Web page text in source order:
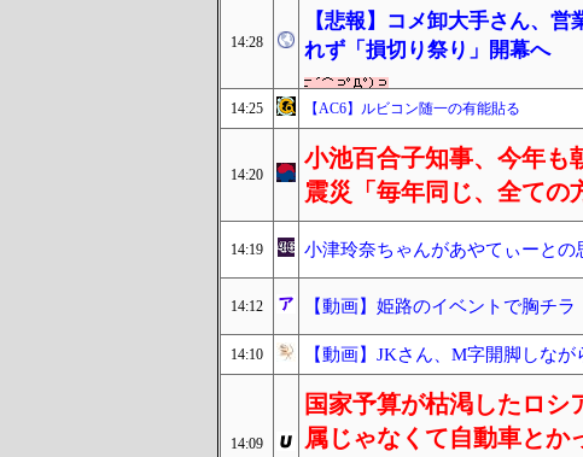
14:28
【悲報】コメ卸大手さん、
れず「損切り祭り」開幕へ
14:25 【AC6】ルビコン随一の有能貼る
14:20
小池百合子知事、今年
震災「毎年同じ、全ての
14:19 小津玲奈ちゃんがあやてぃーとの
14:12 【動画】姫路のイベントで胸チラ
14:10 【動画】JKさん、M字開脚しな
14:09
国家予算が枯渇したロ
属じゃなくて自動車とか